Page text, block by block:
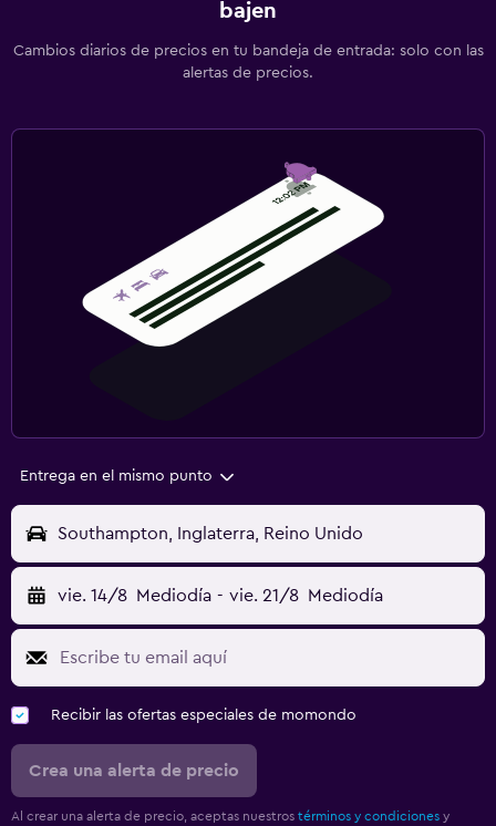
bajen
Cambios diarios de precios en tu bandeja de entrada: solo con las
alertas de precios.
Entrega en el mismo punto
Southampton, Inglaterra, Reino Unido
vie. 14/8 Mediodía - vie. 21/8 Mediodía
Recibir las ofertas especiales de momondo
Crea una alerta de precio
Al crear una alerta de precio, aceptas nuestros términos y condiciones y